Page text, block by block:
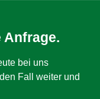
Anfrage.
bei uns
Fall weiter und